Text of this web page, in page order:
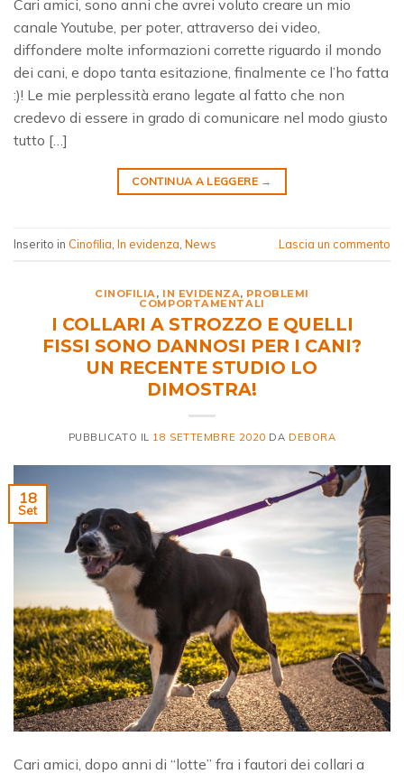
Cari amici, sono anni che avrei voluto creare un mio
canale Youtube, per poter, attraverso dei video,
diffondere molte informazioni corrette riguardo il mondo
dei cani, e dopo tanta esitazione, finalmente ce l’ho fatta
:)! Le mie perplessità erano legate al fatto che non
credevo di essere in grado di comunicare nel modo giusto
tutto […]
CONTINUA A LEGGERE →
Inserito in Cinofilia In evidenza News Lascia un commento
CINOFILIA , IN EVIDENZA, PROBLEMI
COMPORTAMENTALI
I COLLARI A STROZZO E QUELLI
FISSI SONO DANNOSI PER I CANI?
UN RECENTE STUDIO LO
DIMOSTRA!
PUBBLICATO IL 18 SETTEMBRE 2020 DA DEBORA
18
Set
Cari amici, dopo anni di “lotte” fra i fautori dei collari a